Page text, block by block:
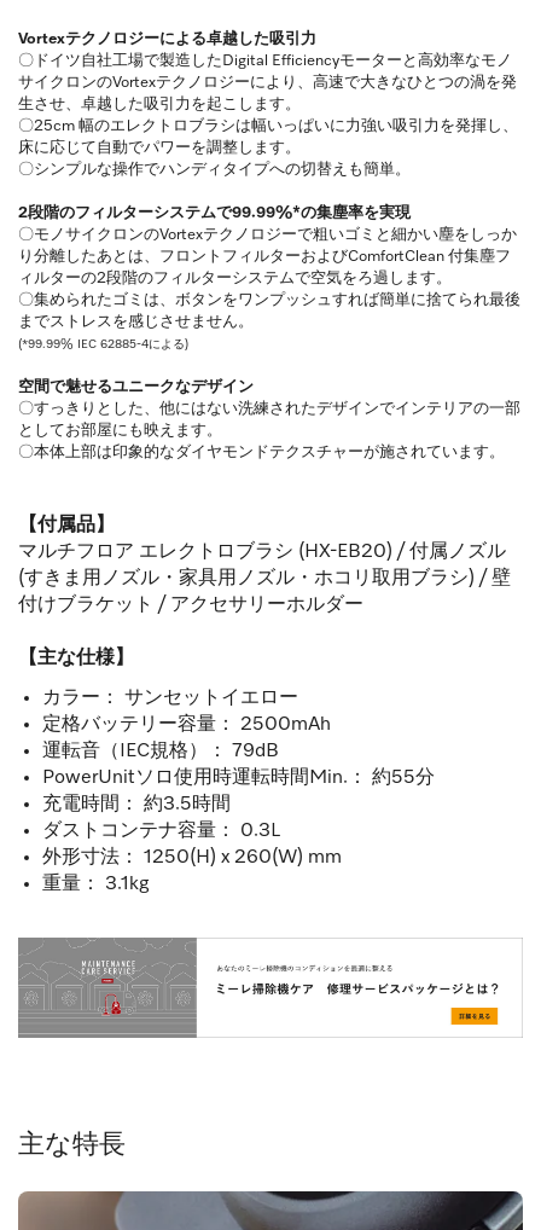
Vortexテクノロジーによる卓越した吸引力
〇ドイツ自社工場で製造したDigital Efficiencyモーターと高効率なモノ
サイクロンのVortexテクノロジーにより、高速で大きなひとつの渦を発
生させ、卓越した吸引力を起こします。
〇25cm 幅のエレクトロブラシは幅いっぱいに力強い吸引力を発揮し、
床に応じて自動でパワーを調整します。
〇シンプルな操作でハンディタイプへの切替えも簡単。
2段階のフィルターシステムで99.99%*の集塵率を実現
〇モノサイクロンのVortexテクノロジーで粗いゴミと細かい塵をしっか
り分離したあとは、フロントフィルターおよびComfortClean 付集塵フ
ィルターの2段階のフィルターシステムで空気をろ過します。
〇集められたゴミは、ボタンをワンプッシュすれば簡単に捨てられ最後
までストレスを感じさせません。
(*99.99% IEC 62885-4による)
空間で魅せるユニークなデザイン
〇すっきりとした、他にはない洗練されたデザインでインテリアの一部
としてお部屋にも映えます。
〇本体上部は印象的なダイヤモンドテクスチャーが施されています。
【付属品】
マルチフロア エレクトロブラシ (HX-EB20) / 付属ノズル
(すきま用ノズル・家具用ノズル・ホコリ取用ブラシ) / 壁
付けブラケット / アクセサリーホルダー
【主な仕様】
カラー： サンセットイエロー
定格バッテリー容量： 2500mAh
運転音（IEC規格）： 79dB
PowerUnitソロ使用時運転時間Min.： 約55分
充電時間： 約3.5時間
ダストコンテナ容量： 0.3L
外形寸法： 1250(H) x 260(W) mm
重量： 3.1kg
主な特長